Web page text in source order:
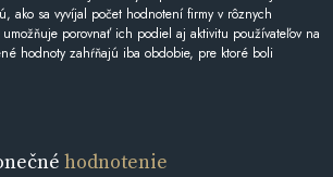
ako sa vyvíjal počet hodnotení firmy v rôznych
porovnať ich podiel aj aktivitu používateľov na
hodnoty zahŕňajú iba obdobie, pre ktoré boli
hodnotenie